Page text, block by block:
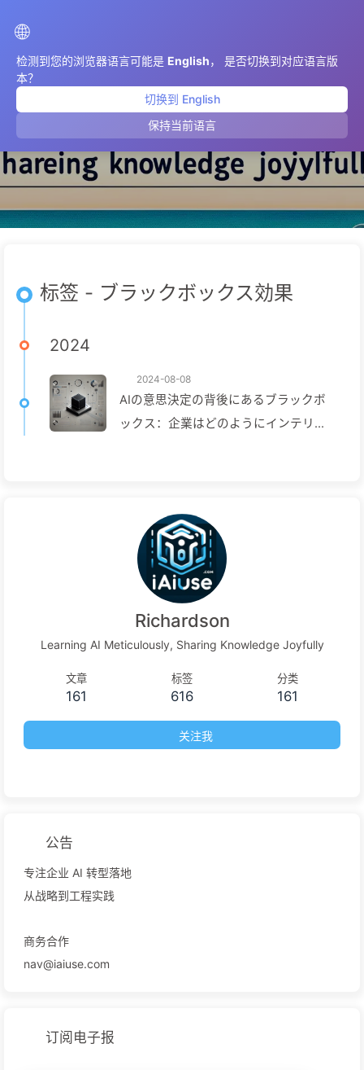
🌐
检测到您的浏览器语言可能是 English， 是否切换到对应语言版
本？
切换到 English
保持当前语言
ブラックボックス効果
标签 - ブラックボックス効果
2024
2024-08-08
AIの意思決定の背後にあるブラックボ
ックス：企業はどのようにインテリジ
Richardson
Learning AI Meticulously, Sharing Knowledge Joyfully
文章
161
标签
616
分类
161
关注我
公告
专注企业 AI 转型落地
从战略到工程实践
商务合作
nav@iaiuse.com
订阅电子报